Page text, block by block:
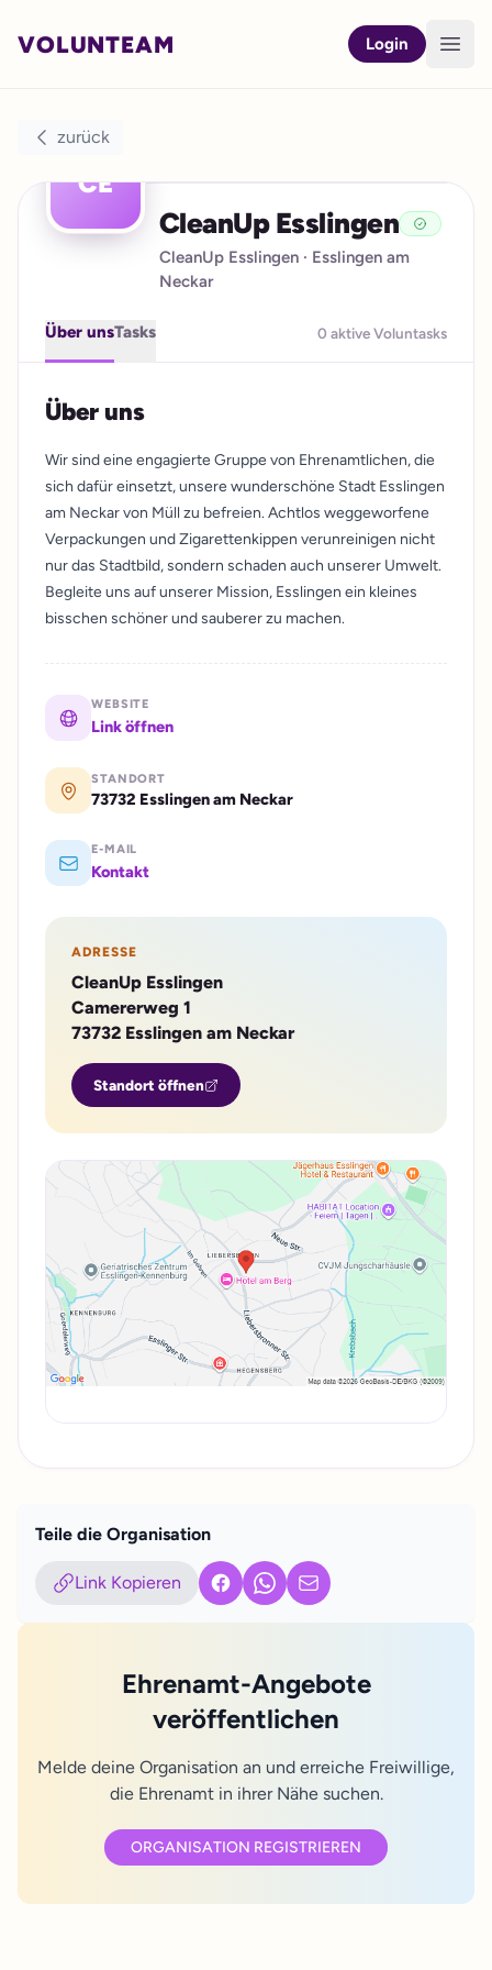
VOLUNTEAM Login
zurück
CE
CleanUp Esslingen
CleanUp Esslingen · Esslingen am
Neckar
Über unsTasks 0 aktive Voluntasks
Über uns
Wir sind eine engagierte Gruppe von Ehrenamtlichen, die
sich dafür einsetzt, unsere wunderschöne Stadt Esslingen
am Neckar von Müll zu befreien. Achtlos weggeworfene
Verpackungen und Zigarettenkippen verunreinigen nicht
nur das Stadtbild, sondern schaden auch unserer Umwelt.
Begleite uns auf unserer Mission, Esslingen ein kleines
bisschen schöner und sauberer zu machen.
WEBSITE
Link öffnen
STANDORT
73732 Esslingen am Neckar
E-MAIL
Kontakt
ADRESSE
CleanUp Esslingen
Camererweg 1
73732 Esslingen am Neckar
Standort öffnen
Teile die Organisation
Link Kopieren
FacebookWhatsApp
E-Mail
Ehrenamt-Angebote
veröffentlichen
Melde deine Organisation an und erreiche Freiwillige,
die Ehrenamt in ihrer Nähe suchen.
ORGANISATION REGISTRIEREN